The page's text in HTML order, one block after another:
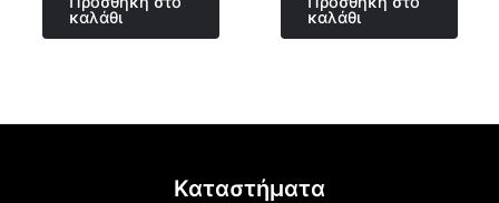
καλάθι καλάθι
Καταστήματα